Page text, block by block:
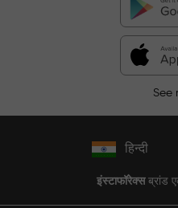
See
हिन्दी
इंस्टाफॉरेक्सब्रांड